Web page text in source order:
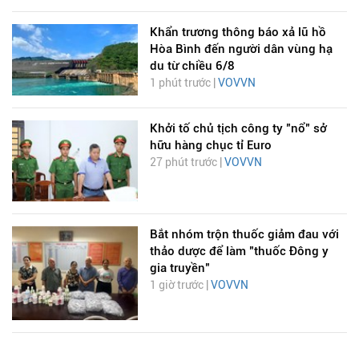
Khẩn trương thông báo xả lũ hồ
Hòa Bình đến người dân vùng hạ
du từ chiều 6/8
1 phút trước | VOVVN
Khởi tố chủ tịch công ty "nổ" sở
hữu hàng chục tỉ Euro
27 phút trước | VOVVN
Bắt nhóm trộn thuốc giảm đau với
thảo dược để làm "thuốc Đông y
gia truyền"
1 giờ trước | VOVVN